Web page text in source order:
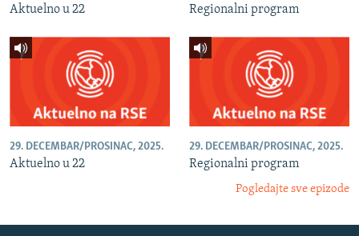
Aktuelno u 22 Regionalni program
29. DECEMBAR/PROSINAC, 2025.
Aktuelno u 22
29. DECEMBAR/PROSINAC, 2025.
Regionalni program
Pogledajte sve epizode